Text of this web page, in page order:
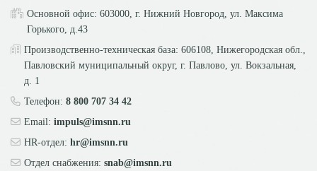
Основной офис: 603000, г. Нижний Новгород, ул. Максима
Горького, д.43
Производственно-техническая база: 606108, Нижегородская обл.,
Павловский муниципальный округ, г. Павлово, ул. Вокзальная,
д. 1
Телефон: 8 800 707 34 42
Email: impuls@imsnn.ru
HR-отдел: hr@imsnn.ru
Отдел снабжения: snab@imsnn.ru